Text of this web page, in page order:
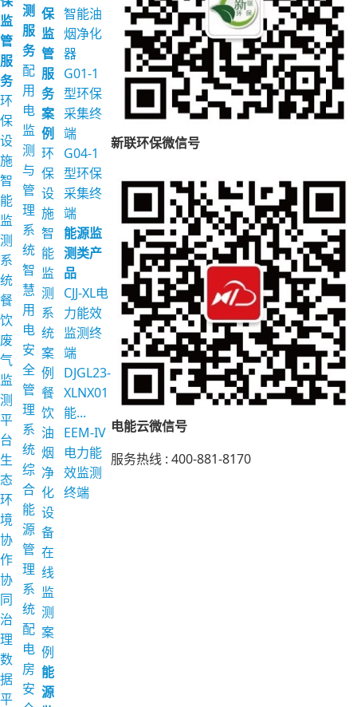
监
管
服
务
环
保
设
施
智
能
监
测
系
统
餐
饮
废
气
监
测
平
台
生
态
环
境
协
作
协
同
治
理
数
据
平
测
服
务
配
用
电
监
测
与
管
理
系
统
智
慧
用
电
安
全
管
理
系
统
综
合
能
源
管
理
系
统
配
电
房
安
保
监
管
服
务
案
例
环
保
设
施
智
能
监
测
系
统
案
例
餐
饮
油
烟
净
化
设
备
在
线
监
测
案
例
能
源
智能油
烟净化
器
G01-1
型环保
采集终
端
G04-1
型环保
采集终
端
能源监
测类产
品
CJJ-XL电
力能效
监测终
端
DJGL23-
XLNX01
能...
EEM-IV
电力能
效监测
终端
新联环保微信号
电能云微信号
服务热线 : 400-881-8170